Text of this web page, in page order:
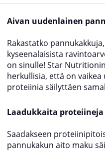
Aivan uudenlainen
Rakastatko
kyseenalaisista
on sinulle! Star
herkullisia, että on
proteiinia säilyttäen
Laadukkaita proteiineja
Saadakseen
pannukakun aito maku